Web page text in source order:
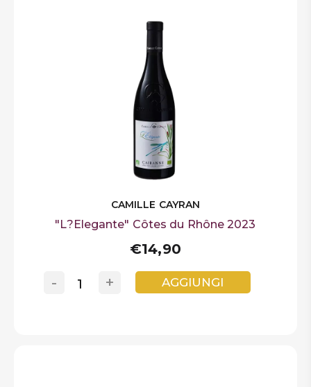
CAMILLE CAYRAN
"L?Elegante" Côtes du Rhône 2023
€14,90
+
- AGGIUNGI